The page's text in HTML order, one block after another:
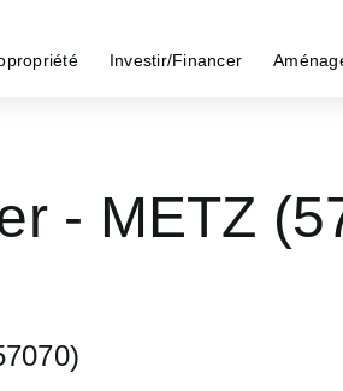
Investir/Financer
- METZ